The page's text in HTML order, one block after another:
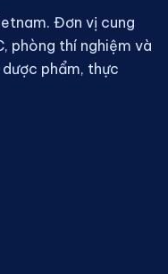
Đơn vị cung
phòng thí nghiệm và
phẩm, thực